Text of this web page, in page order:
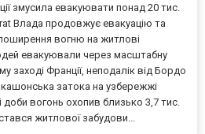
змусила евакуювати понад 20 тис.
Влада продовжує евакуацію та
вогню на житлові
евакуювали через масштабну
заході Франції, неподалік від Бордо
затока на узбережжі
вогонь охопив близько 3,7 тис.
житлової забудови...